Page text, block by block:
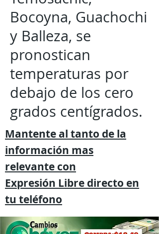
Bocoyna, Guachochi
y Balleza, se
pronostican
temperaturas por
debajo de los cero
grados centígrados.
Mantente al tanto de la
información mas
relevante con
Expresión Libre directo en
tu teléfono